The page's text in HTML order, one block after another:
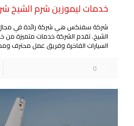
خدمات ليموزين شرم
شركة سفنكس هي شركة رائدة في
الشيخ. تقدم الشركة خدمات متميزة
السيارات الفاخرة وفريق عمل محترف
0